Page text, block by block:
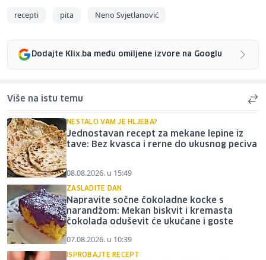
recepti pita Neno Svjetlanović
Dodajte Klix.ba među omiljene izvore na Googlu
Više na istu temu
NESTALO VAM JE HLJEBA?
Jednostavan recept za mekane lepine iz
tave: Bez kvasca i rerne do ukusnog peciva
08.08.2026. u 15:49
ZASLADITE DAN
Napravite sočne čokoladne kocke s
narandžom: Mekan biskvit i kremasta
čokolada oduševit će ukućane i goste
07.08.2026. u 10:39
ISPROBAJTE RECEPT